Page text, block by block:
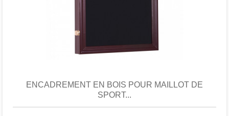
ENCADREMENT EN BOIS POUR MAILLOT DE
SPORT...
Favori